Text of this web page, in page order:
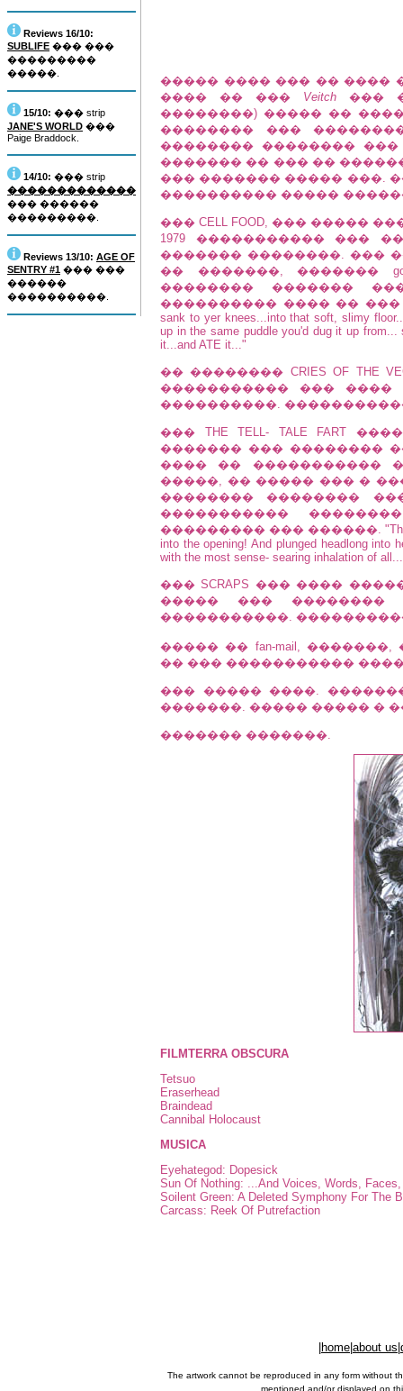
Reviews 16/10:
SUBLIFE ��� ���
���������
�����.
15/10: ��� strip
JANE'S WORLD ���
Paige Braddock.
14/10: ��� strip
�������������
��� ������
���������.
Reviews 13/10: AGE OF
SENTRY #1 ��� ���
������
����������.
����� ���� ��� �� ����
���� �� ��� Veitch ���
��������) ����� ��
�������� ���
�������� ��������
������� �� ��� ��
��� ������� ����� ���.
���������� �����
��� CELL FOOD, ��� �����
1979 ����������� ���
������� ��������. ���
�� �������, �������
�������� �������
���������� ���� �� ���
sank to yer knees...into that soft, slimy
up in the same puddle you'd dug it up
it...and ATE it..."
�� �������� CRIES OF THE
����������� ��� ����
����������.
��� THE TELL- TALE
������� ��� ��������
���� �� �����������
�����, �� ����� ��� �
�������� ��������
�����������
��������� ��� ������. "Then, as if
into the opening! And plunged headlong into
with the most sense- searing inhalation of
��� SCRAPS ��� ����
����� ��� ��������
�����������. ����������
����� �� fan-mail,
�� ��� �����������
��� ����� ����.
�������. ����� ����� �
������� �������.
FILMTERRA OBSCURA
Tetsuo
Eraserhead
Braindead
Cannibal Holocaust
MUSICA
Eyehategod: Dopesick
Sun Of Nothing: ...And Voices, Words,
Soilent Green: A Deleted Symphony For The
Carcass: Reek Of Putrefaction
home about us
The artwork cannot be reproduced in any form without
mentioned and/or displayed on